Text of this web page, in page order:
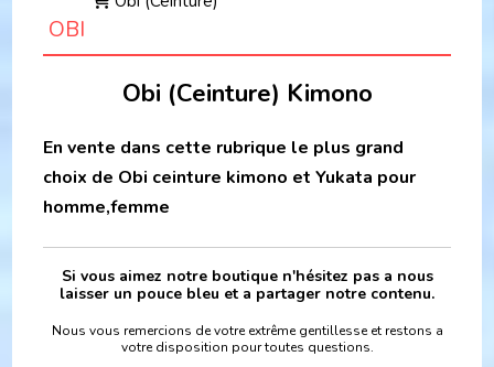
OBI
Obi (Ceinture) Kimono
En vente dans cette rubrique le plus grand
choix de Obi ceinture kimono et Yukata pour
homme,femme
Si vous aimez notre boutique n'hésitez pas a nous
laisser un pouce bleu et a partager notre contenu.
Nous vous remercions de votre extrême gentillesse et restons a
votre disposition pour toutes questions.